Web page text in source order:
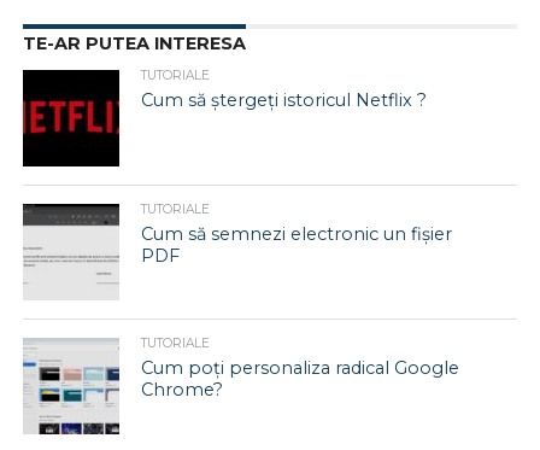
TE-AR PUTEA INTERESA
TUTORIALE
Cum să ștergeți istoricul Netflix ?
TUTORIALE
Cum să semnezi electronic un fișier
PDF
TUTORIALE
Cum poți personaliza radical Google
Chrome?